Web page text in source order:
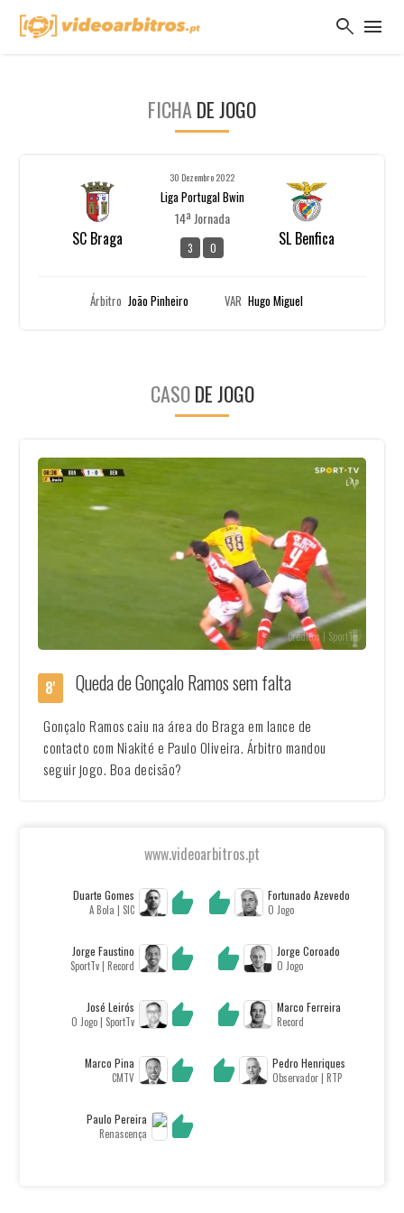
search menu
FICHA DE JOGO
SC Braga
30 Dezembro 2022
Liga Portugal Bwin
14ª Jornada
3 0 SL Benfica
Árbitro João Pinheiro VAR Hugo Miguel
CASODE JOGO
Créditos | SportTv
8' Queda de Gonçalo Ramos sem falta
Gonçalo Ramos caiu na área do Braga em lance de
contacto com Niakité e Paulo Oliveira. Árbitro mandou
seguir jogo. Boa decisão?
www.videoarbitros.pt
Duarte Gomes
A Bola | SIC
Fortunado Azevedo
O Jogo
Jorge Faustino
SportTv | Record
Jorge Coroado
O Jogo
José Leirós
O Jogo | SportTv
Marco Ferreira
Record
Marco Pina
CMTV
Pedro Henriques
Observador | RTP
Paulo Pereira
Renascença